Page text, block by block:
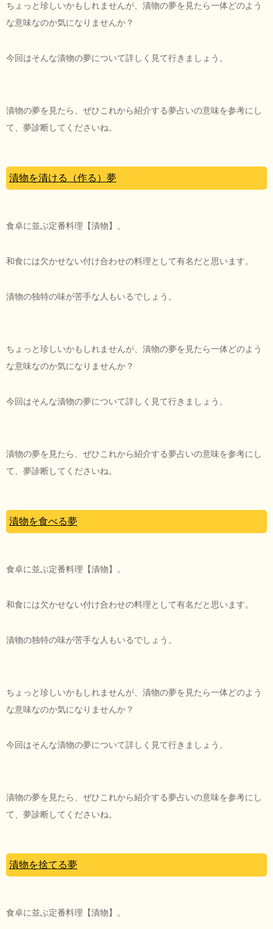
ちょっと珍しいかもしれませんが、漬物の夢を見たら一体どのよう
な意味なのか気になりませんか？
今回はそんな漬物の夢について詳しく見て行きましょう。
漬物の夢を見たら、ぜひこれから紹介する夢占いの意味を参考にし
て、夢診断してくださいね。
漬物を漬ける（作る）夢
食卓に並ぶ定番料理【漬物】。
和食には欠かせない付け合わせの料理として有名だと思います。
漬物の独特の味が苦手な人もいるでしょう。
ちょっと珍しいかもしれませんが、漬物の夢を見たら一体どのよう
な意味なのか気になりませんか？
今回はそんな漬物の夢について詳しく見て行きましょう。
漬物の夢を見たら、ぜひこれから紹介する夢占いの意味を参考にし
て、夢診断してくださいね。
漬物を食べる夢
食卓に並ぶ定番料理【漬物】。
和食には欠かせない付け合わせの料理として有名だと思います。
漬物の独特の味が苦手な人もいるでしょう。
ちょっと珍しいかもしれませんが、漬物の夢を見たら一体どのよう
な意味なのか気になりませんか？
今回はそんな漬物の夢について詳しく見て行きましょう。
漬物の夢を見たら、ぜひこれから紹介する夢占いの意味を参考にし
て、夢診断してくださいね。
漬物を捨てる夢
食卓に並ぶ定番料理【漬物】。